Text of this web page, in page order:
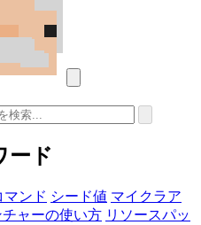
ード
マンド シード値 マイクラア
チャーの使い方 リソースパッ